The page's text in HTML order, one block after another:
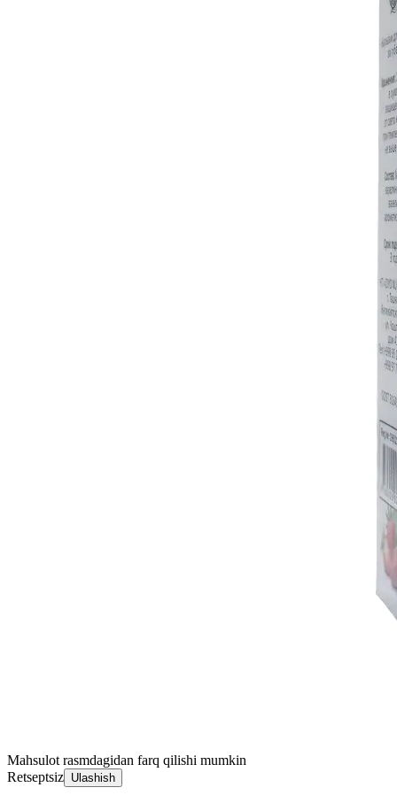
Mahsulot rasmdagidan farq qilishi mumkin
Retseptsiz Ulashish